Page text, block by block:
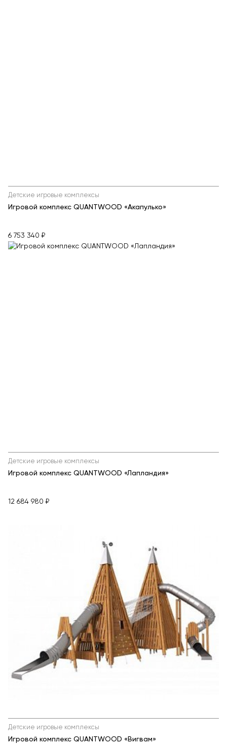
Детские игровые комплексы
Игровой комплекс QUANTWOOD «Акапулько»
6 753 340 ₽
Детские игровые комплексы
Игровой комплекс QUANTWOOD «Лапландия»
12 684 980 ₽
Детские игровые комплексы
Игровой комплекс QUANTWOOD «Вигвам»